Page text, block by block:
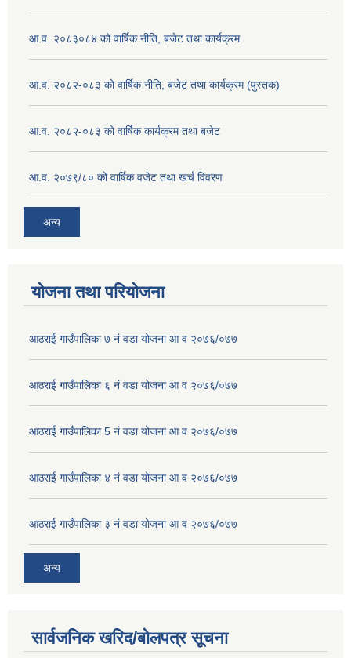
आ.व. २०८३०८४ को वार्षिक नीति, बजेट तथा कार्यक्रम
आ.व. २०८२-०८३ को वार्षिक नीति, बजेट तथा कार्यक्रम (पुस्तक)
आ.व. २०८२-०८३ को वार्षिक कार्यक्रम तथा बजेट
आ.व. २०७९/८० को वार्षिक वजेट तथा खर्च विवरण
अन्य
योजना तथा परियोजना
आठराई गाउँपालिका ७ नं वडा योजना आ व २०७६/०७७
आठराई गाउँपालिका ६ नं वडा योजना आ व २०७६/०७७
आठराई गाउँपालिका 5 नं वडा योजना आ व २०७६/०७७
आठराई गाउँपालिका ४ नं वडा योजना आ व २०७६/०७७
आठराई गाउँपालिका ३ नं वडा योजना आ व २०७६/०७७
अन्य
सार्वजनिक खरिद/बोलपत्र सूचना